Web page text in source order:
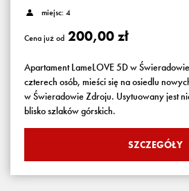
miejsc: 4
Cena już od 200,00 zł
Apartament LameLOVE 5D w
czterech osób, mieści się na osiedlu
w Świeradowie Zdroju. Usytuowany jest
blisko szlaków górskich.
SZCZEGÓŁY